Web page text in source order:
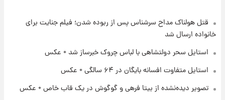
۲۰ ساعت پیش
۲۱ ساعت پیش
قتل هولناک مداح سرشناس پس از ربوده شدن؛ فیلم جنایت برای
خانواده ارسال شد
استایل سحر دولتشاهی با لباس چروک خبرساز شد + عکس
استایل متفاوت افسانه بایگان در ۶۴ سالگی + عکس
تصویر دیده‌نشده از بیتا فرهی و گوگوش در یک قاب خاص + عکس